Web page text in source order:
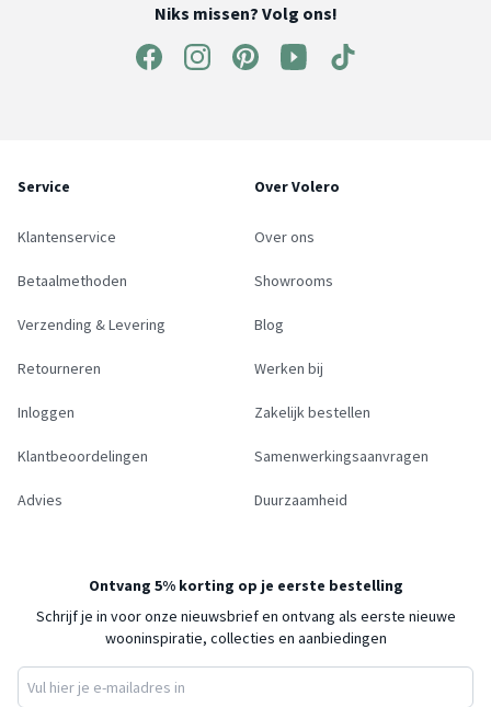
Niks missen? Volg ons!
Service
Klantenservice
Betaalmethoden
Verzending & Levering
Retourneren
Inloggen
Klantbeoordelingen
Advies
Over Volero
Over ons
Showrooms
Blog
Werken bij
Zakelijk bestellen
Samenwerkingsaanvragen
Duurzaamheid
Ontvang 5% korting op je eerste bestelling
Schrijf je in voor onze nieuwsbrief en ontvang als eerste nieuwe
wooninspiratie, collecties en aanbiedingen